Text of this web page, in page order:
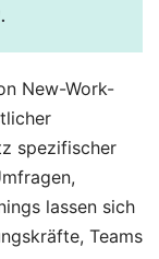
New-Work-
spezifischer
lassen sich
Teams